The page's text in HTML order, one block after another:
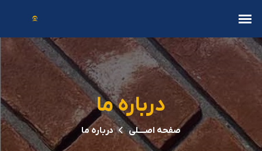
درباره ما
صفحه اصــــلی درباره ما